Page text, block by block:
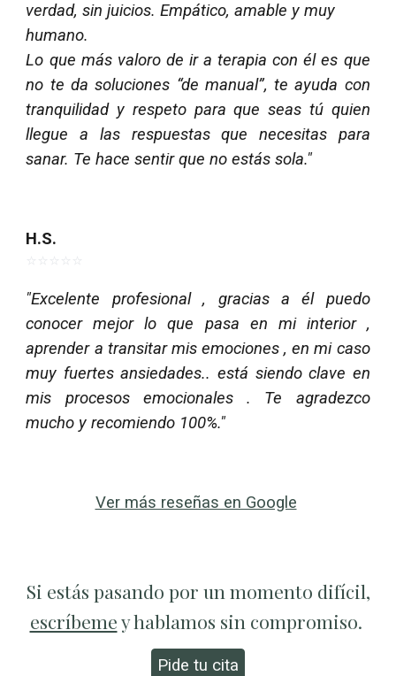
verdad, sin juicios. Empático, amable y muy
humano.
Lo que más valoro de ir a terapia con él es que
no te da soluciones “de manual”, te ayuda con
tranquilidad y respeto para que seas tú quien
llegue a las respuestas que necesitas para
sanar. Te hace sentir que no estás sola."
H.S.
"Excelente profesional , gracias a él puedo
conocer mejor lo que pasa en mi interior ,
aprender a transitar mis emociones , en mi caso
muy fuertes ansiedades.. está siendo clave en
mis procesos emocionales . Te agradezco
mucho y recomiendo 100%."
Ver más reseñas en Google
Si estás pasando por un momento difícil,
escríbemey hablamos sin compromiso.
Pide tu cita